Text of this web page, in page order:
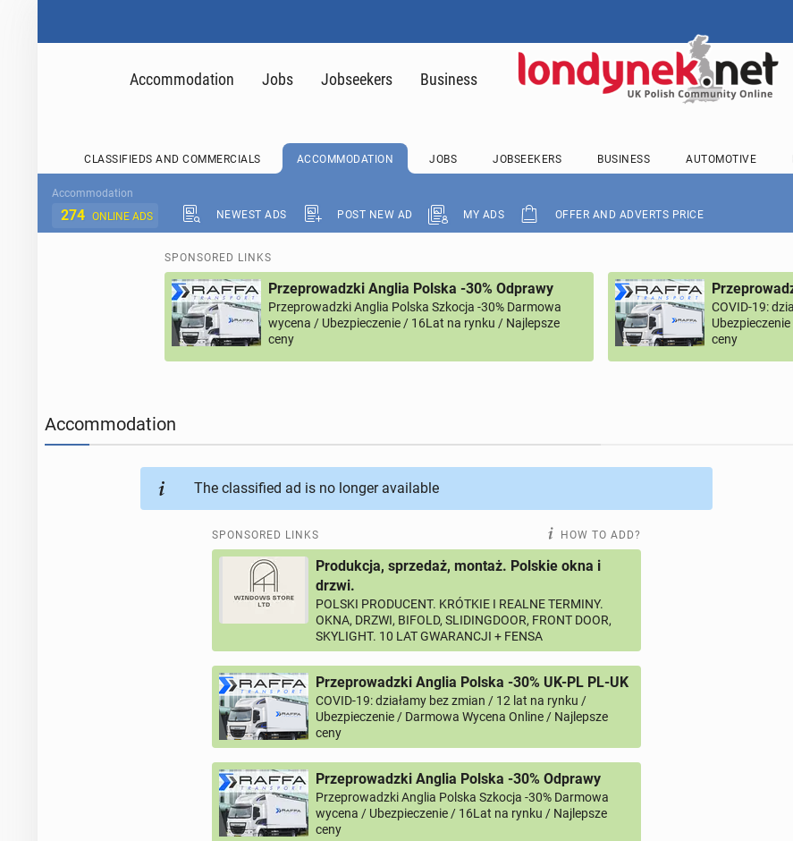
Accommodation Jobs Jobseekers Business
CLASSIFIEDS AND COMMERCIALS ACCOMMODATION JOBS JOBSEEKERS BUSINESS AUTOMOTIVE
Accommodation
274 ONLINE ADS NEWEST ADS POST NEW AD MY ADS OFFER AND ADVERTS PRICE
SPONSORED LINKS
Przeprowadzki Anglia Polska -30% Odprawy
Przeprowadzki Anglia Polska Szkocja -30% Darmowa
wycena / Ubezpieczenie / 16Lat na rynku / Najlepsze
ceny
COVID-19:
ceny
Accommodation
The classified ad is no longer available
SPONSORED LINKS HOW TO ADD?
Produkcja, sprzedaż, montaż. Polskie okna i
drzwi.
POLSKI PRODUCENT. KRÓTKIE I REALNE TERMINY.
OKNA, DRZWI, BIFOLD, SLIDINGDOOR, FRONT DOOR,
SKYLIGHT. 10 LAT GWARANCJI + FENSA
Przeprowadzki Anglia Polska -30% UK-PL PL-UK
COVID-19: działamy bez zmian / 12 lat na rynku /
Ubezpieczenie / Darmowa Wycena Online / Najlepsze
ceny
Przeprowadzki Anglia Polska -30% Odprawy
Przeprowadzki Anglia Polska Szkocja -30% Darmowa
wycena / Ubezpieczenie / 16Lat na rynku / Najlepsze
ceny